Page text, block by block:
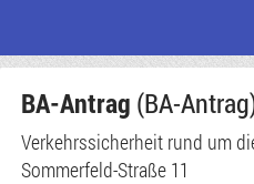
Seiteninhalt
BA-Antrag (BA-
Verkehrssicherheit rund um
Sommerfeld-Straße 11